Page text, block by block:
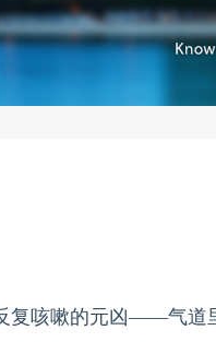
复咳嗽的元凶——气道